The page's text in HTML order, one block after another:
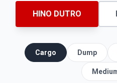
HINO DUTRO
Cargo Dump